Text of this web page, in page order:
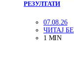
РЕЗУЛТАТИ
07.08.26
ЧИТАЈ БЕ
1 MIN